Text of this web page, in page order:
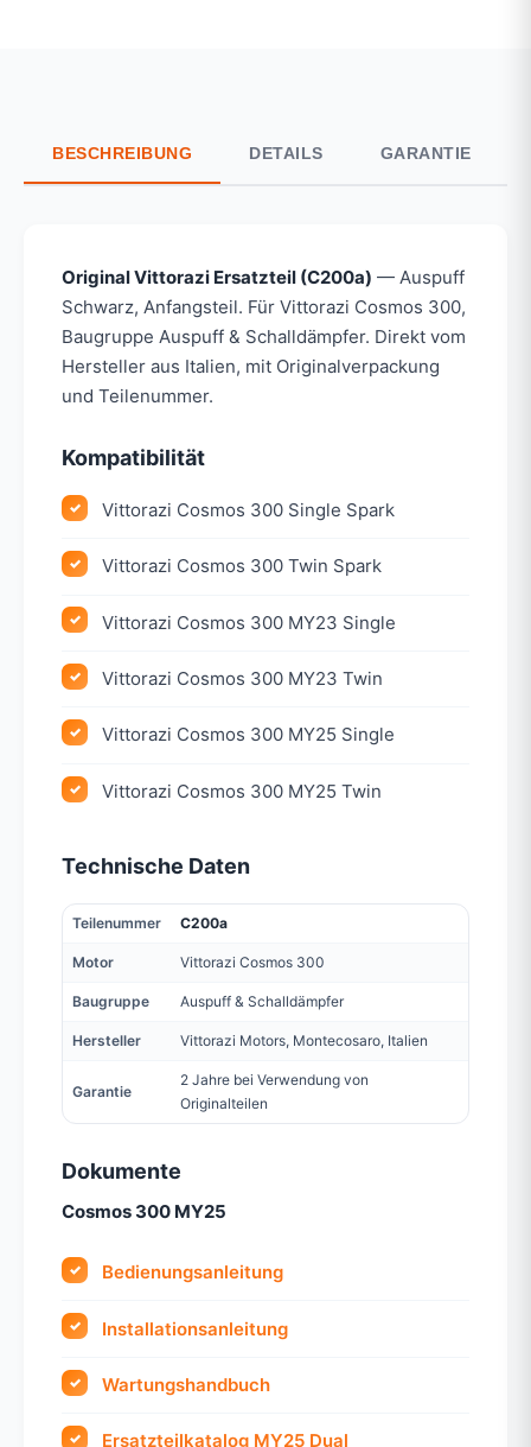
BESCHREIBUNG DETAILS GARANTIE
Original Vittorazi Ersatzteil (C200a) — Auspuff
Schwarz, Anfangsteil. Für Vittorazi Cosmos 300,
Baugruppe Auspuff & Schalldämpfer. Direkt vom
Hersteller aus Italien, mit Originalverpackung
und Teilenummer.
Kompatibilität
Vittorazi Cosmos 300 Single Spark
Vittorazi Cosmos 300 Twin Spark
Vittorazi Cosmos 300 MY23 Single
Vittorazi Cosmos 300 MY23 Twin
Vittorazi Cosmos 300 MY25 Single
Vittorazi Cosmos 300 MY25 Twin
Technische Daten
Teilenummer C200a
Motor Vittorazi Cosmos 300
Baugruppe Auspuff & Schalldämpfer
Hersteller Vittorazi Motors, Montecosaro, Italien
Garantie
2 Jahre bei Verwendung von
Originalteilen
Dokumente
Cosmos 300 MY25
Bedienungsanleitung
Installationsanleitung
Wartungshandbuch
Ersatzteilkatalog MY25 Dual